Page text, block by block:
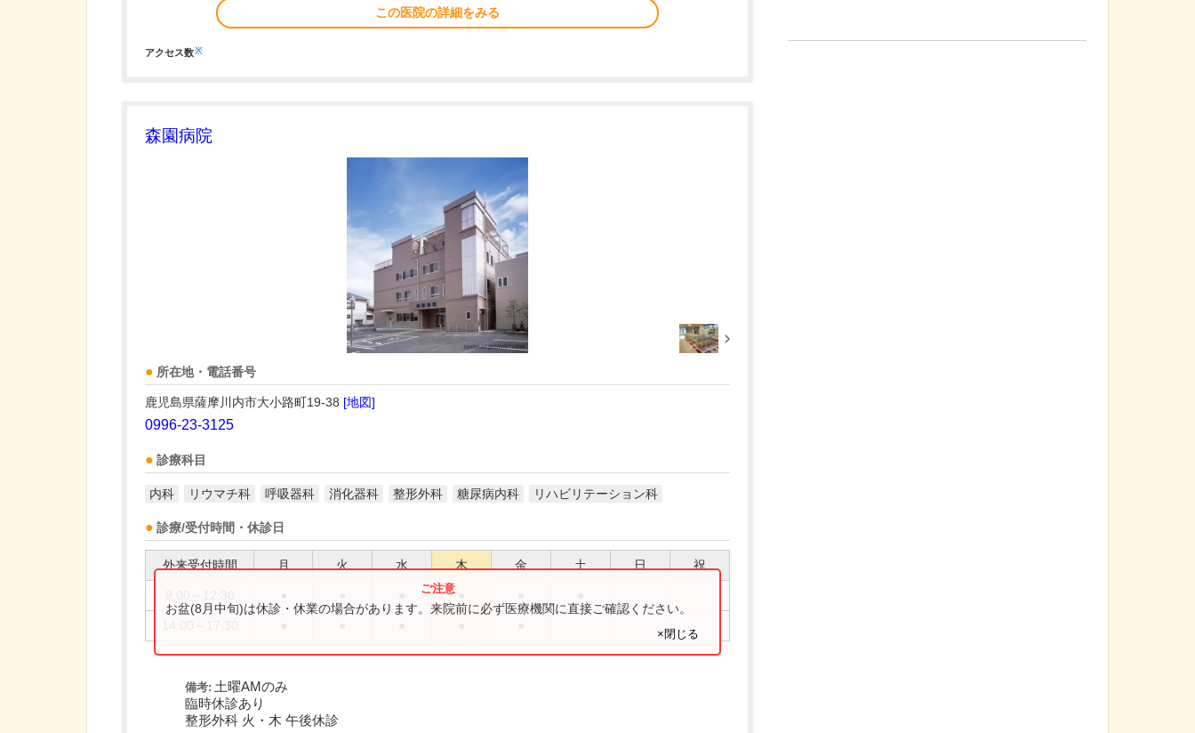
この医院の詳細をみる
アクセス数※
森園病院
所在地・電話番号
鹿児島県薩摩川内市大小路町19-38 [地図]
0996-23-3125
診療科目
内科 リウマチ科 呼吸器科 消化器科 整形外科 糖尿病内科 リハビリテーション科
診療/受付時間・休診日
外来受付時間 月 火 水 木 金 土 日 祝
お盆(8月中旬)は休診・休業の場合があります。来院前に必ず医療機関に直接ご確認ください。
×閉じる
備考: 土曜AMのみ
臨時休診あり
整形外科 火・木 午後休診